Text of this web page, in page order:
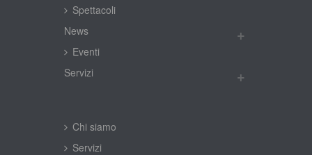
Spettacoli
New
Eventi
Servizi
Chi siamo
Servizi